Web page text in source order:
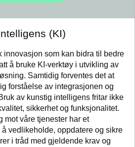
(KI)
innovasjon som kan bidra til bedre
å bruke KI-verktøy i utvikling av
Samtidig forventes det at
forståelse av integrasjonen og
av kunstig intelligens fritar ikke
sikkerhet og funksjonalitet.
mot våre tjenester har et
vedlikeholde, oppdatere og sikre
i tråd med gjeldende krav og